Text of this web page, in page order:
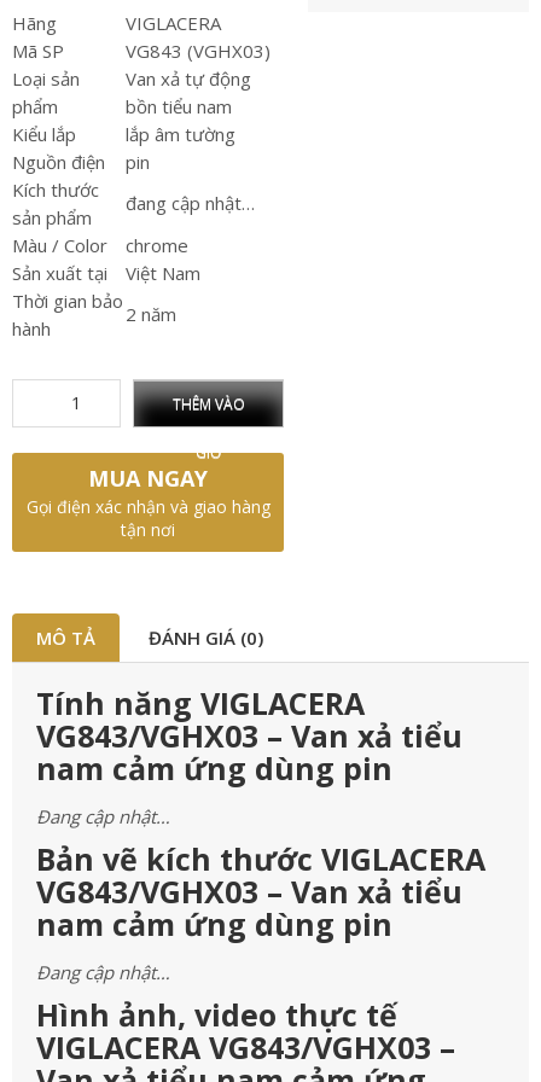
Hãng
VIGLACERA
Mã SP
VG843 (VGHX03)
Loại sản
phẩm
Van xả tự động
bồn tiểu nam
Kiểu lắp
lắp âm tường
Nguồn điện
pin
Kích thước
sản phẩm
đang cập nhật…
Màu / Color
chrome
Sản xuất tại
Việt Nam
Thời gian bảo
hành
2 năm
THÊM VÀO
GIỎ
MUA NGAY
Gọi điện xác nhận và giao hàng
tận nơi
MÔ TẢ ĐÁNH GIÁ (0)
Tính năng VIGLACERA
VG843/VGHX03 – Van xả tiểu
nam cảm ứng dùng pin
Đang cập nhật…
Bản vẽ kích thước VIGLACERA
VG843/VGHX03 – Van xả tiểu
nam cảm ứng dùng pin
Đang cập nhật…
Hình ảnh, video thực tế
VIGLACERA VG843/VGHX03 –